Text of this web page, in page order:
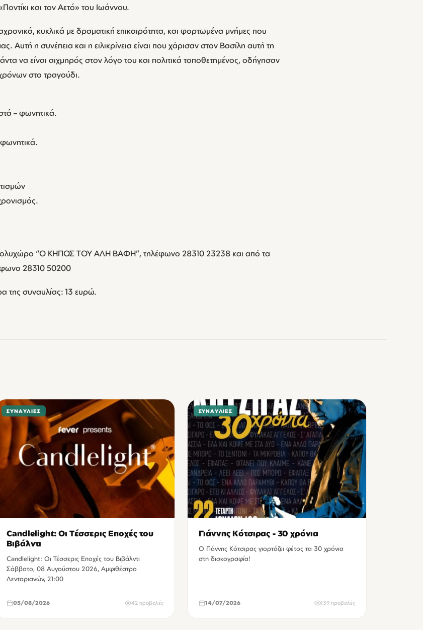
και τον Αετό» του Ιωάννου.
κυκλικά με δραματική επικαιρότητα, και φορτωμένα μνήμες που
Αυτή η συνέπεια και η ειλικρίνεια είναι που χάρισαν στον Βασίλη αυτή τη
να είναι αιχμηρός στον λόγο του και πολιτικά τοποθετημένος, οδήγησαν
στο τραγούδι.
– φωνητικά.
“Ο ΚΗΠΟΣ ΤΟΥ ΑΛΗ ΒΑΦΗ”, τηλέφωνο 28310 23238 και από τα
28310 50200
της συναυλίας: 13 ευρώ.
ΣΥΝΑΥΛΊΕΣ
Candlelight: Οι Τέσσερις Εποχές του
Βιβάλντι
Candlelight: Οι Τέσσερις Εποχές του Βιβάλντι
Σάββατο, 08 Αυγούστου 2026, Αμφιθέατρο
Λενταριανών, 21:00
05/08/2026 42 προβολές
ΣΥΝΑΥΛΊΕΣ
Γιάννης Κότσιρας - 30 χρόνια
Ο Γιάννης Κότσιρας γιορτάζει φέτος τα 30 χρόνια
στη δισκογραφία!
14/07/2026 139 προβολές